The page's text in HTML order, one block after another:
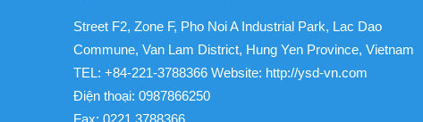
Street F2, Zone F, Pho Noi A Industrial Park, Lac Dao
Commune, Van Lam District, Hung Yen Province, Vietnam
TEL: +84-221-3788366 Website: http://ysd-vn.com
Điện thoại: 0987866250
Fax: 0221.3788366